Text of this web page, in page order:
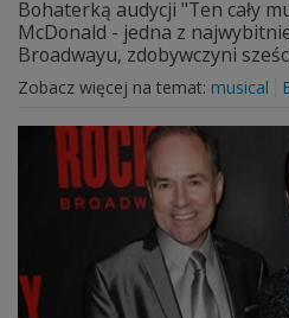
Bohaterką audycji "Ten cały
McDonald - jedna z
Broadwayu, zdobywczyni
Zobacz więcej na temat: musical